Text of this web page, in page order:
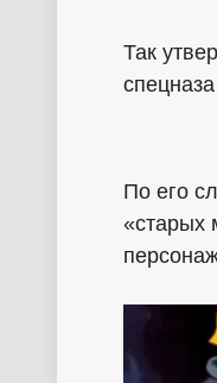
Так
По его
«старых